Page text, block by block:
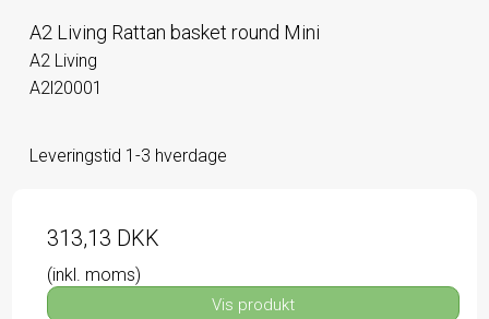
A2 Living Rattan basket round Mini
A2 Living
A2l20001
Leveringstid 1-3 hverdage
313,13 DKK
(inkl. moms)
Vis produkt